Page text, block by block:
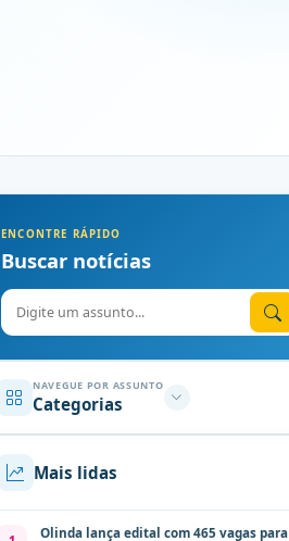
ENCONTRE RÁPIDO
Buscar notícias
Digite o assunto
NAVEGUE POR ASSUNTO
Categorias
Mais lidas
Olinda lança edital com 465 vagas para